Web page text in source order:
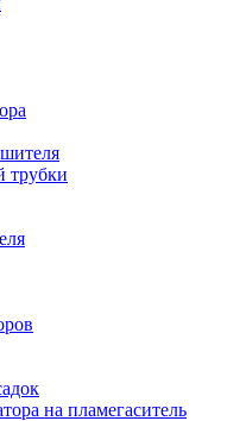
трубки
на пламегаситель